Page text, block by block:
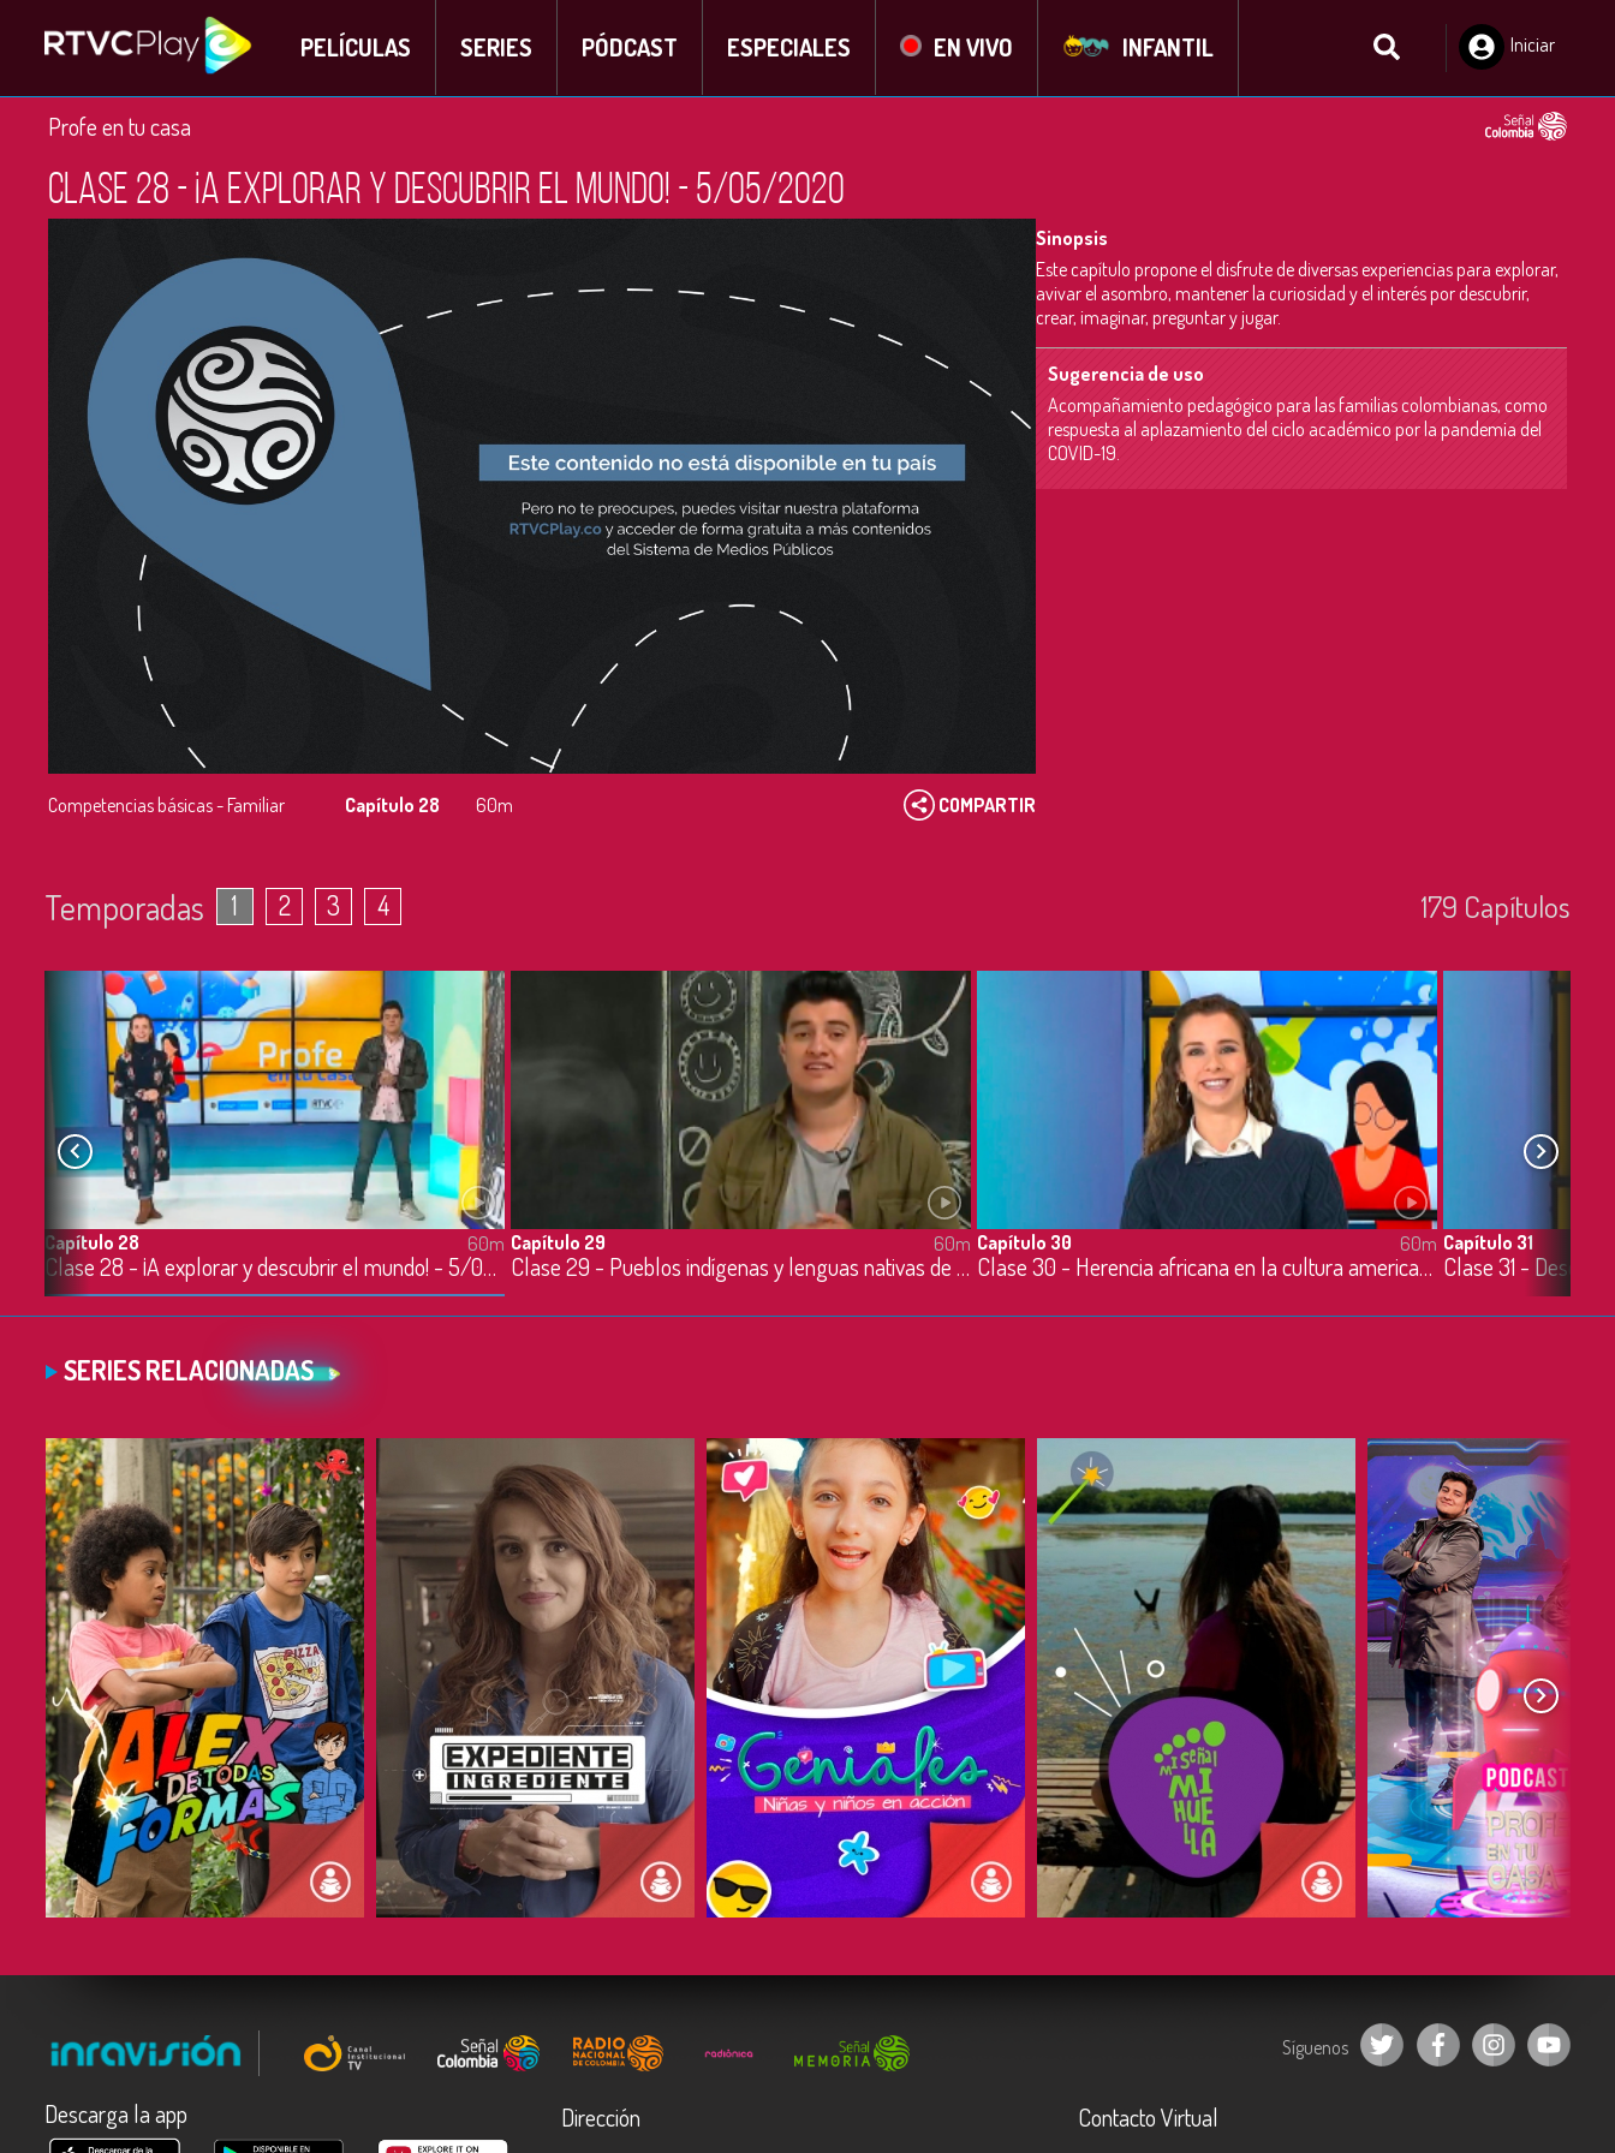
PELÍCULAS SERIES PÓDCAST ESPECIALES EN VIVO INFANTIL
Iniciar
Profe en tu casa
Clase 28 - ¡A explorar y descubrir el mundo! - 5/05/2020
Competencias básicas - Familiar Capítulo 28 60m COMPARTIR
Sinopsis
Este capítulo propone el disfrute de diversas experiencias para explorar,
avivar el asombro, mantener la curiosidad y el interés por descubrir,
crear, imaginar, preguntar y jugar.
Sugerencia de uso
Acompañamiento pedagógico para las familias colombianas, como
respuesta al aplazamiento del ciclo académico por la pandemia del
COVID-19.
Temporadas 1 2 3 4 179 Capí­tulos
Capítulo 28
Clase 28 - ¡A explorar y descubrir el mundo! - 5/05/2020
60m Capítulo 29
Clase 29 - Pueblos indígenas y lenguas nativas de Colombia - 6/05/2020
60m Capítulo 30
Clase 30 - Herencia africana en la cultura americana - 7/05/2020
60m Capítulo 31
SERIES RELACIONADAS
COMPARTIR COMPARTIR COMPARTIR COMPARTIR COMPARTIR
Síguenos
Descarga la app Dirección Contacto Virtual